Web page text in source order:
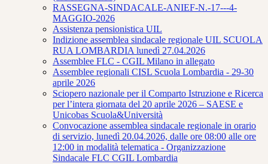
RASSEGNA-SINDACALE-ANIEF-N.-17---4-
MAGGIO-2026
Assistenza pensionistica UIL
Indizione assemblea sindacale regionale UIL SCUOLA
RUA LOMBARDIA lunedì 27.04.2026
Assemblee FLC - CGIL Milano in allegato
Assemblee regionali CISL Scuola Lombardia - 29-30
aprile 2026
Sciopero nazionale per il Comparto Istruzione e Ricerca
per l’intera giornata del 20 aprile 2026 – SAESE e
Unicobas Scuola&Università
Convocazione assemblea sindacale regionale in orario
di servizio, lunedì 20.04.2026, dalle ore 08:00 alle ore
12:00 in modalità telematica - Organizzazione
Sindacale FLC CGIL Lombardia